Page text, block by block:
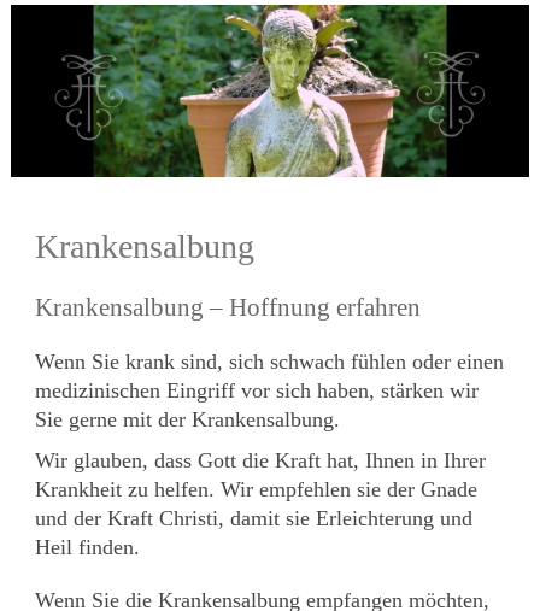
Krankensalbung
Krankensalbung – Hoffnung erfahren
Wenn Sie krank sind, sich schwach fühlen oder einen
medizinischen Eingriff vor sich haben, stärken wir
Sie gerne mit der Krankensalbung.
Wir glauben, dass Gott die Kraft hat, Ihnen in Ihrer
Krankheit zu helfen. Wir empfehlen sie der Gnade
und der Kraft Christi, damit sie Erleichterung und
Heil finden.
Wenn Sie die Krankensalbung empfangen möchten,